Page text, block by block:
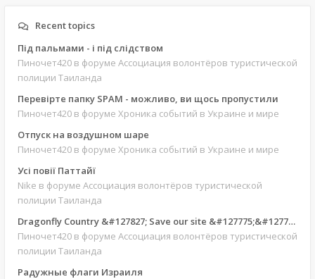
Recent topics
Під пальмами - і під слідством
Пиночет420 в форуме Ассоциация волонтёров туристической
полиции Таиланда
Перевірте папку SPAM - можливо, ви щось пропустили
Пиночет420 в форуме Хроника событий в Украине и мире
Отпуск на воздушном шаре
Пиночет420 в форуме Хроника событий в Украине и мире
Усі повії Паттайї
Nike в форуме Ассоциация волонтёров туристической
полиции Таиланда
Dragonfly Country &#127827; Save our site &#127775;&#127769;
Пиночет420 в форуме Ассоциация волонтёров туристической
полиции Таиланда
Радужные флаги Израиля